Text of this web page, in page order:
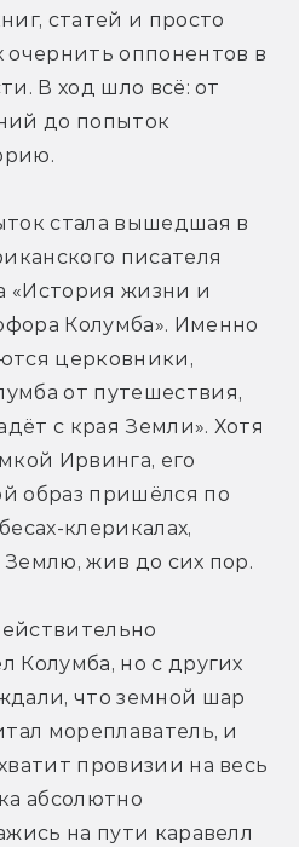
статей и просто
очернить оппонентов в
В ход шло всё: от
до попыток
стала вышедшая в
писателя
«История жизни и
Колумба». Именно
церковники,
от путешествия,
с края Земли». Хотя
Ирвинга, его
образ пришёлся по
клерикалах,
жив до сих пор.
Колумба, но с других
что земной шар
мореплаватель, и
провизии на весь
абсолютно
на пути каравелл